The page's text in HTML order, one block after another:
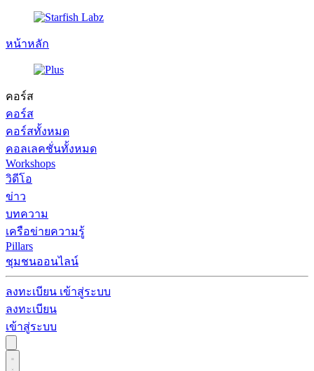
หน้าหลัก
คอร์ส
คอร์ส
คอร์สทั้งหมด
คอลเลคชั่นทั้งหมด
Workshops
วิดีโอ
ข่าว
บทความ
เครือข่ายความรู้
Pillars
ชุมชนออนไลน์
ลงทะเบียน เข้าสู่ระบบ
ลงทะเบียน
เข้าสู่ระบบ